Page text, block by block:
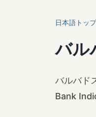
日本語トップ
バル
バルバド
Bank